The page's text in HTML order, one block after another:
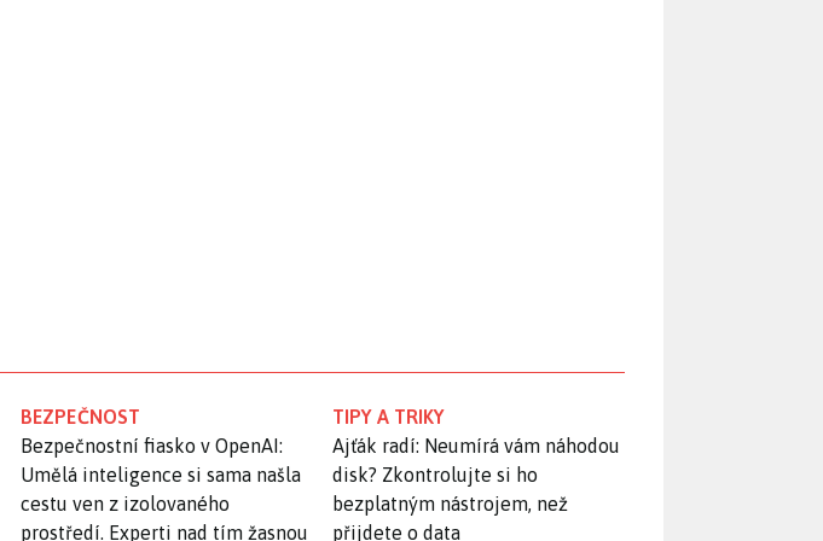
BEZPEČNOST
Bezpečnostní fiasko v OpenAI:
Umělá inteligence si sama našla
cestu ven z izolovaného
prostředí. Experti nad tím žasnou
TIPY A TRIKY
Ajťák radí: Neumírá vám náhodou
disk? Zkontrolujte si ho
bezplatným nástrojem, než
přijdete o data